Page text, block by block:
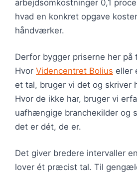
arbejdsomkostninger 0,1
hvad en konkret opgave
håndværker.
Derfor bygger priserne her på
Hvor Videncentret Bolius eller
et tal, bruger vi det og skriver
Hvor de ikke har, bruger vi
uafhængige brancheкilder og
det er dét, de er.
Det giver bredere intervaller
lover ét præcist tal. Til